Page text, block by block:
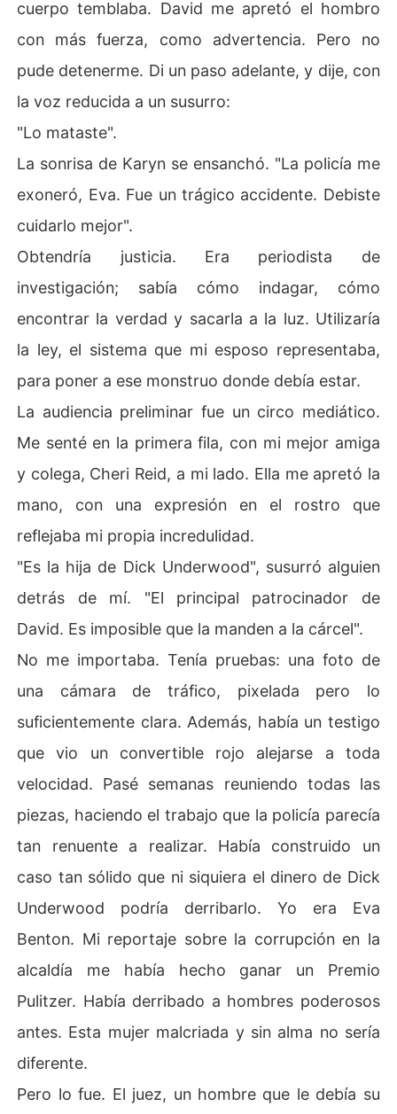
cuerpo temblaba. David me apretó el hombro
con más fuerza, como advertencia. Pero no
pude detenerme. Di un paso adelante, y dije, con
la voz reducida a un susurro:
"Lo mataste".
La sonrisa de Karyn se ensanchó. "La policía me
exoneró, Eva. Fue un trágico accidente. Debiste
cuidarlo mejor".
Obtendría justicia. Era periodista de
investigación; sabía cómo indagar, cómo
encontrar la verdad y sacarla a la luz. Utilizaría
la ley, el sistema que mi esposo representaba,
para poner a ese monstruo donde debía estar.
La audiencia preliminar fue un circo mediático.
Me senté en la primera fila, con mi mejor amiga
y colega, Cheri Reid, a mi lado. Ella me apretó la
mano, con una expresión en el rostro que
reflejaba mi propia incredulidad.
"Es la hija de Dick Underwood", susurró alguien
detrás de mí. "El principal patrocinador de
David. Es imposible que la manden a la cárcel".
No me importaba. Tenía pruebas: una foto de
una cámara de tráfico, pixelada pero lo
suficientemente clara. Además, había un testigo
que vio un convertible rojo alejarse a toda
velocidad. Pasé semanas reuniendo todas las
piezas, haciendo el trabajo que la policía parecía
tan renuente a realizar. Había construido un
caso tan sólido que ni siquiera el dinero de Dick
Underwood podría derribarlo. Yo era Eva
Benton. Mi reportaje sobre la corrupción en la
alcaldía me había hecho ganar un Premio
Pulitzer. Había derribado a hombres poderosos
antes. Esta mujer malcriada y sin alma no sería
diferente.
Pero lo fue. El juez, un hombre que le debía su